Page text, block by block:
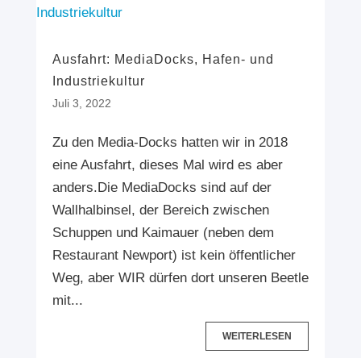
Ausfahrt: MediaDocks, Hafen- und
Industriekultur
Juli 3, 2022
Zu den Media-Docks hatten wir in 2018
eine Ausfahrt, dieses Mal wird es aber
anders.Die MediaDocks sind auf der
Wallhalbinsel, der Bereich zwischen
Schuppen und Kaimauer (neben dem
Restaurant Newport) ist kein öffentlicher
Weg, aber WIR dürfen dort unseren Beetle
mit...
WEITERLESEN